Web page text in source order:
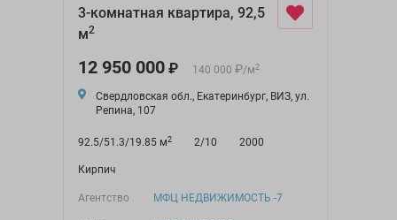
3-комнатная квартира, 92,5
м2
12 950 000₽ 140 000 ₽/м2
Свердловская обл., Екатеринбург, ВИЗ, ул.
Репина, 107
92.5/51.3/19.85 м2 2/10 2000
Кирпич
Агентство МФЦ НЕДВИЖИМОСТЬ -7